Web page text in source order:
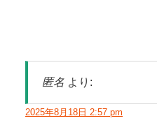
匿名 より:
2025年8月18日 2:57 pm